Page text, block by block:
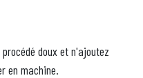
doux et n'ajoutez
en machine.